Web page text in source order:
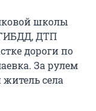
школы
ДТП
дороги по
За рулем
села